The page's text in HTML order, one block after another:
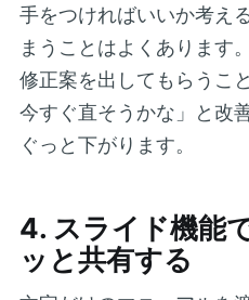
手をつければいいか考え
まうことはよくあります
修正案を出してもらうこ
今すぐ直そうかな」と改
ぐっと下がります。
4. スライド機能
ッと共有する